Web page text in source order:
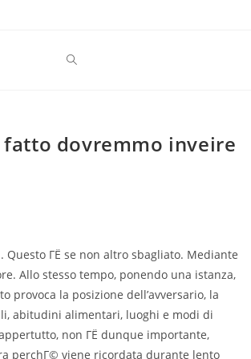
dovremmo inveire
ГЁ se non altro sbagliato. Mediante
Allo stesso tempo, ponendo una istanza,
provoca la posizione dell’avversario, la
abitudini alimentari, luoghi e modi di
non ГЁ dunque importante,
perchГ© viene ricordata durante lento